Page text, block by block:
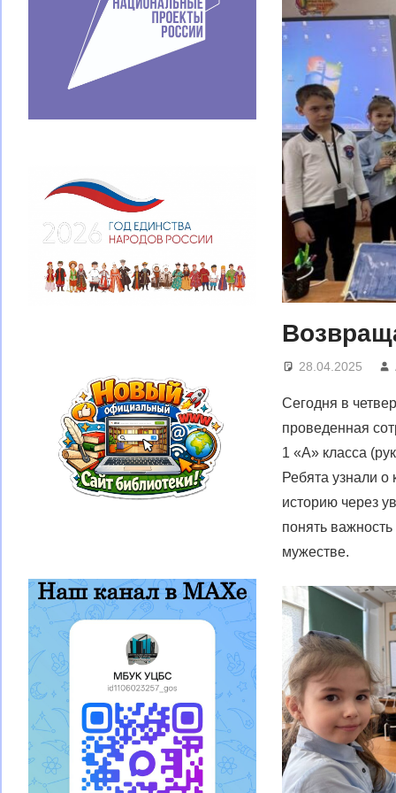
28.04.2025
Сегодня в
проведенная
1 «А» класса
Ребята узнали о
историю через
понять
мужестве.